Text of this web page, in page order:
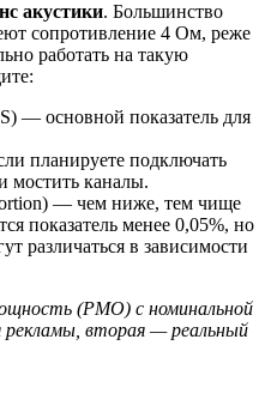
акустики. Большинство
сопротивление 4 Ом, реже
работать на такую
— основной показатель для
планируете подключать
мостить каналы.
— чем ниже, тем чище
показатель менее 0,05%, но
различаться в зависимости
(PMO) с номинальной
рекламы, вторая — реальный